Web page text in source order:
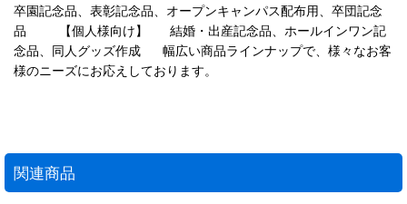
卒園記念品、表彰記念品、オープンキャンパス配布用、卒団記念
品 【個人様向け】 結婚・出産記念品、ホールインワン記
念品、同人グッズ作成 幅広い商品ラインナップで、様々なお客
様のニーズにお応えしております。
関連商品